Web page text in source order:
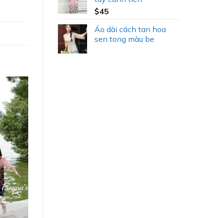
$45
Áo dài cách tan hoa
sen tong màu be